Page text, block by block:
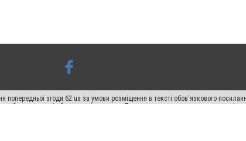
попередньої згоди 62.ua за умови розміщення в тексті обов'язкового
абзацу в тексті або в якості джерела. Порушення виняткових прав